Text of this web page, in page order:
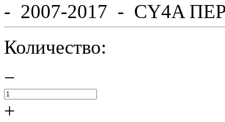
- 2007-2017 - CY4A
Количество:
−
+